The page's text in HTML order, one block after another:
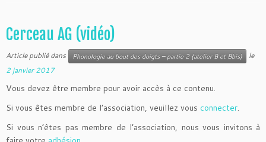
Cerceau AG (vidéo)
Article publié dans Phonologie au bout des doigts – partie 2 (atelier B et Bbis)
le
2 janvier 2017
Vous devez être membre pour avoir accès à ce contenu.
Si vous êtes membre de l’association, veuillez vous connecter.
Si vous n’êtes pas membre de l’association, nous vous invitons à